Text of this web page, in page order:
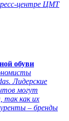
центре ЦМТ
обуви
Лидерские
могут
так как их
– бренды